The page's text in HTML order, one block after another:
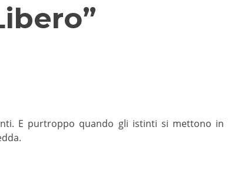
E purtroppo quando gli istinti si mettono in